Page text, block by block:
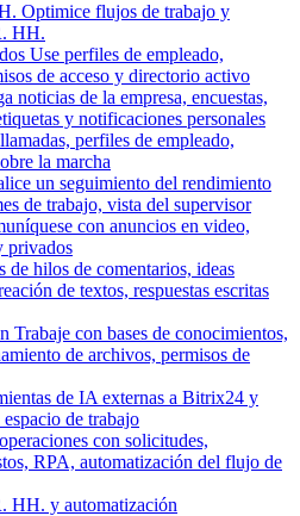
Optimice flujos de trabajo y
HH.
Use perfiles de empleado,
de acceso y directorio activo
noticias de la empresa, encuestas,
y notificaciones personales
perfiles de empleado,
la marcha
un seguimiento del rendimiento
de trabajo, vista del supervisor
con anuncios en video,
privados
de hilos de comentarios, ideas
de textos, respuestas escritas
Trabaje con bases de conocimientos,
de archivos, permisos de
de IA externas a Bitrix24 y
de trabajo
con solicitudes,
RPA, automatización del flujo de
HH. y automatización